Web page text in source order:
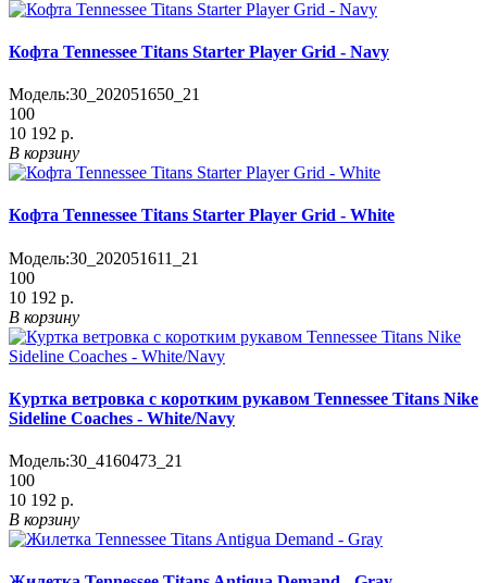
Кофта Tennessee Titans Starter Player Grid - Navy
Модель:30_202051650_21
100
10 192 р.
В корзину
Кофта Tennessee Titans Starter Player Grid - White
Модель:30_202051611_21
100
10 192 р.
В корзину
Куртка ветровка с коротким рукавом Tennessee Titans Nike
Sideline Coaches - White/Navy
Модель:30_4160473_21
100
10 192 р.
В корзину